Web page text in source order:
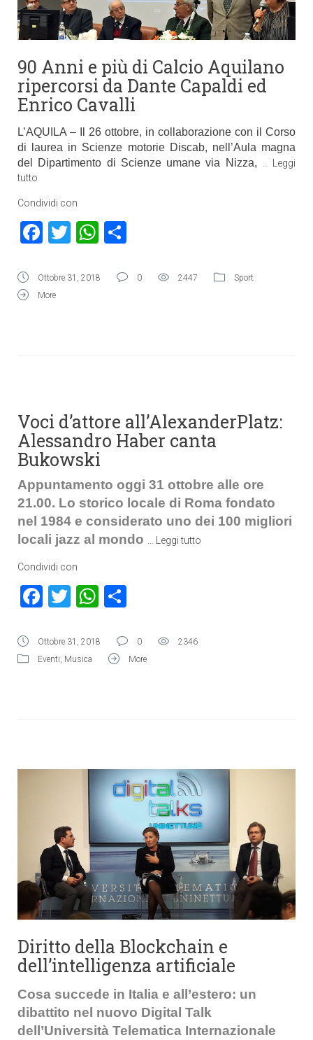
90 Anni e più di Calcio Aquilano
ripercorsi da Dante Capaldi ed
Enrico Cavalli
L’AQUILA – Il 26 ottobre, in collaborazione con il Corso
di laurea in Scienze motorie Discab, nell’Aula magna
del Dipartimento di Scienze umane via Nizza,
Leggi
tutto
Condividi con
Facebook
TwitterWhatsApp
Ottobre 31, 2018 0 2447
Sport
More
Voci d’attore all’AlexanderPlatz:
Alessandro Haber canta
Bukowski
Appuntamento oggi 31 ottobre alle ore
21.00. Lo storico locale di Roma fondato
nel 1984 e considerato uno dei 100 migliori
locali jazz al mondo
Leggi tutto
Condividi con
Facebook
TwitterWhatsApp
Ottobre 31, 2018 0
2346
Eventi, Musica More
Diritto della Blockchain e
dell’intelligenza artificiale
Cosa succede in Italia e all’estero: un
dibattito nel nuovo Digital Talk
dell’Università Telematica Internazionale